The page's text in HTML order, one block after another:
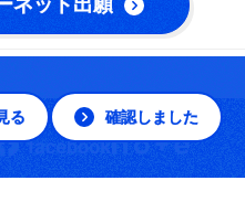
る 確認しました
ネット出願